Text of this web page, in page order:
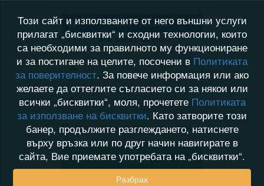
Вход с Facebook
или влез с имейл
Запомни ме на този компютър
Вход
Този сайт и използваните от него външни услуги
прилагат „бисквитки“ и сходни технологии, които
са необходими за правилното му функциониране
и за постигане на целите, посочени в Политиката
за поверителност. За повече информация или ако
желаете да оттеглите съгласието си за някои или
всички „бисквитки“, моля, прочетете Политиката
за използване на бисквитки. Като затворите този
банер, продължите разглеждането, натиснете
върху връзка или по друг начин навигирате в
сайта, Вие приемате употребата на „бисквитки“.
Разбрах